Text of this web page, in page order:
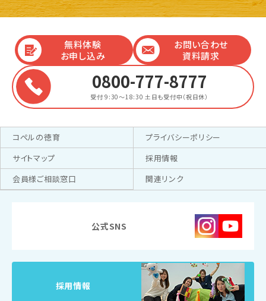
無料体験
お申し込み
お問い合わせ
資料請求
0800-777-8777
受付 9:30～18:30 土日も受付中（祝日休）
コペルの徳育
プライバシーポリシー
サイトマップ
採用情報
会員様ご相談窓口
関連リンク
公式SNS
採用情報